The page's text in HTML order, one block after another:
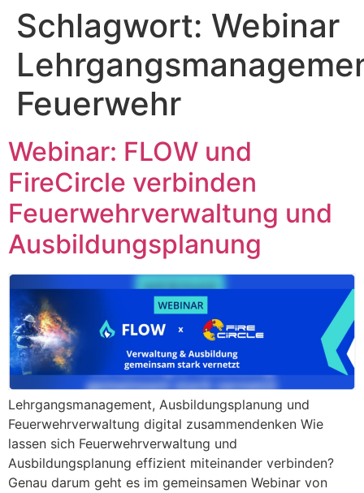
springen
Schlagwort: Webinar
Feuerwehr
Webinar: FLOW und
FireCircle verbinden
Feuerwehrverwaltung und
Ausbildungsplanung
Lehrgangsmanagement, Ausbildungsplanung und
Feuerwehrverwaltung digital zusammendenken Wie
lassen sich Feuerwehrverwaltung und
Ausbildungsplanung effizient miteinander verbinden?
Genau darum geht es im gemeinsamen Webinar von